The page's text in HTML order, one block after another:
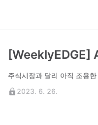
[WeeklyEDGE]
주식시장과 달리 아직 조용
2023. 6. 26.